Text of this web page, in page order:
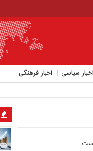
اخبار سیاسی اخبار فرهنگی